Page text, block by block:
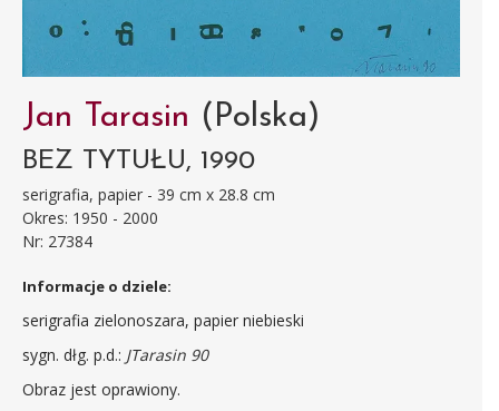
Jan Tarasin (Polska)
BEZ TYTUŁU, 1990
serigrafia, papier - 39 cm x 28.8 cm
Okres: 1950 - 2000
Nr: 27384
Informacje o dziele:
serigrafia zielonoszara, papier niebieski
sygn. dłg. p.d.: JTarasin 90
Obraz jest oprawiony.